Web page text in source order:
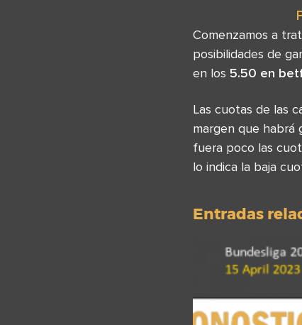
Comenzamos a
posibilidades de
en los 5.50 en
Las cuotas de las
margen que habrá
fuera poco las
lo indica la baja
Entradas